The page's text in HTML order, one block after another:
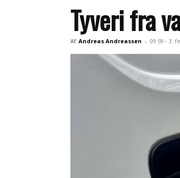
Tyveri fra
Af Andreas Andreassen - 09:59 - 3.